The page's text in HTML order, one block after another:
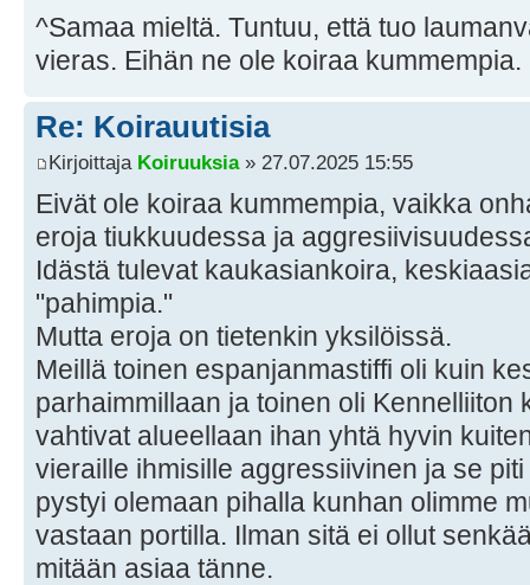
^Samaa mieltä. Tuntuu, että tuo
vieras. Eihän ne ole koiraa kummempia.
Re: Koirauutisia
Kirjoittaja Koiruuksia» 27.07.2025 15:55
Eivät ole koiraa kummempia, vaikka
eroja tiukkuudessa ja
Idästä tulevat kaukasiankoira,
"pahimpia."
Mutta eroja on tietenkin yksilöissä.
Meillä toinen espanjanmastiffi oli kuin
parhaimmillaan ja toinen oli Kennelliiton
vahtivat alueellaan ihan yhtä hyvin
vieraille ihmisille aggressiivinen ja se
pystyi olemaan pihalla kunhan olimme
vastaan portilla. Ilman sitä ei ollut
mitään asiaa tänne.